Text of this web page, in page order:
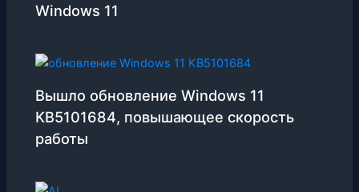
Windows 11
Вышло обновление Windows 11
KB5101684, повышающее скорость
работы